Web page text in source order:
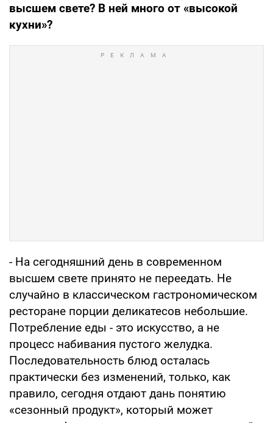
высшем свете? В ней много от «высокой
кухни»?
- На сегодняшний день в современном
высшем свете принято не переедать. Не
cлучайно в классическом гастрономическом
ресторане порции деликатесов небольшие.
Потребление еды - это искусство, а не
процесс набивания пустого желудка.
Последовательность блюд осталась
практически без изменений, только, как
правило, сегодня отдают дань понятию
«сезонный продукт», который может